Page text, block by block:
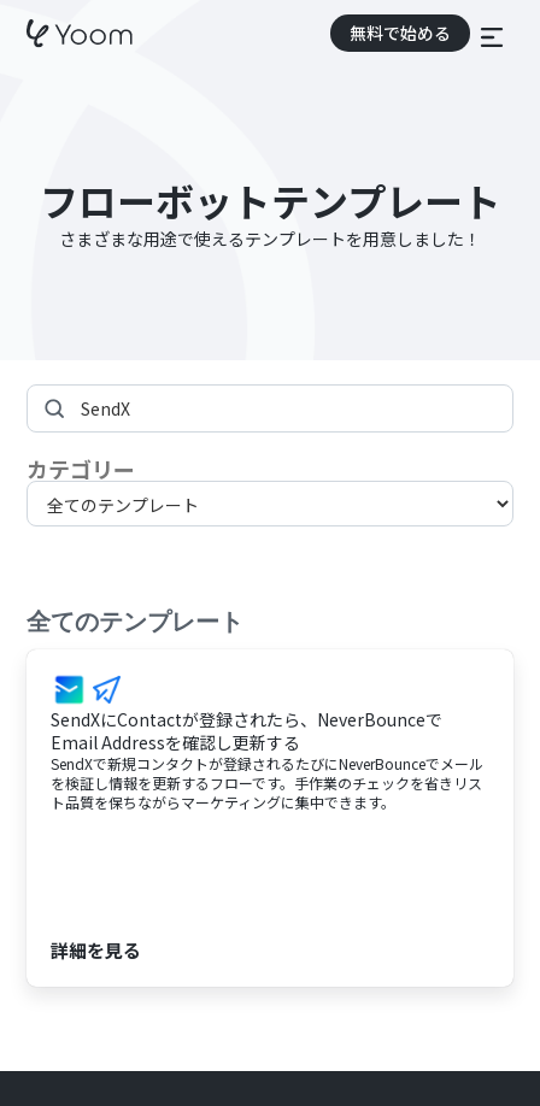
無料で始める
フローボットテンプレート
さまざまな用途で使えるテンプレートを用意しました！
カテゴリー
全てのテンプレート
SendXにContactが登録されたら、NeverBounceで
Email Addressを確認し更新する
SendXで新規コンタクトが登録されるたびにNeverBounceでメール
を検証し情報を更新するフローです。手作業のチェックを省きリス
ト品質を保ちながらマーケティングに集中できます。
詳細を見る